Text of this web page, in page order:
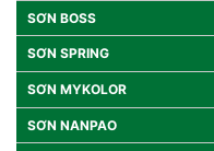
SƠN BOSS
SƠN SPRING
SƠN MYKOLOR
SƠN NANPAO